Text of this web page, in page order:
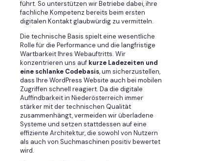
führt. So unterstützen wir Betriebe dabei, ihre
fachliche Kompetenz bereits beim ersten
digitalen Kontakt glaubwürdig zu vermitteln.
Die technische Basis spielt eine wesentliche
Rolle für die Performance und die langfristige
Wartbarkeit Ihres Webauftritts. Wir
konzentrieren uns auf kurze Ladezeiten und
eine schlanke Codebasis, um sicherzustellen,
dass Ihre WordPress Website auch bei mobilen
Zugriffen schnell reagiert. Da die digitale
Auffindbarkeit in Niederösterreich immer
stärker mit der technischen Qualität
zusammenhängt, vermeiden wir überladene
Systeme und setzen stattdessen auf eine
effiziente Architektur, die sowohl von Nutzern
als auch von Suchmaschinen positiv bewertet
wird.